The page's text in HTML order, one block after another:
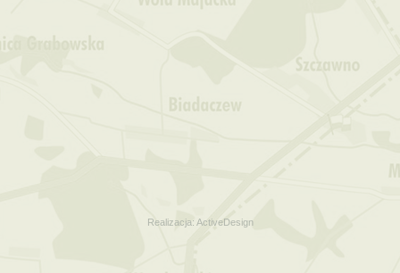
Realizacja: ActiveDesign